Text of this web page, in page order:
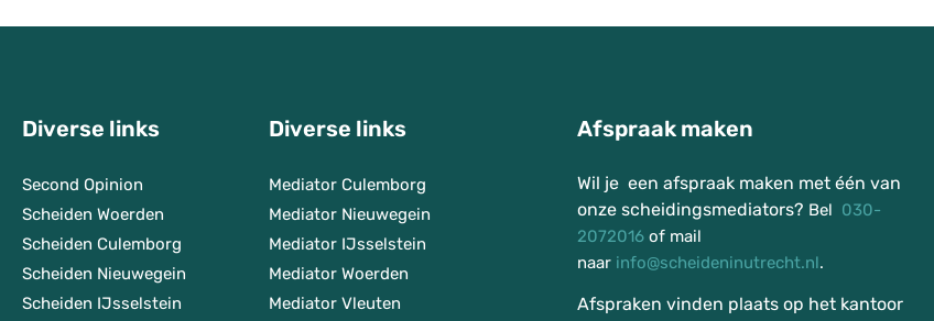
Diverse links
Second Opinion
Scheiden Woerden
Scheiden Culemborg
Scheiden Nieuwegein
Scheiden IJsselstein
Diverse links
Mediator Culemborg
Mediator Nieuwegein
Mediator IJsselstein
Mediator Woerden
Mediator Vleuten
Afspraak maken
Wil je een afspraak maken met één van
onze scheidingsmediators? Bel 030-
2072016 of mail
naar info@scheideninutrecht.nl.
Afspraken vinden plaats op het kantoor